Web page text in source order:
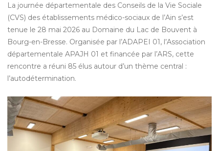
La journée départementale des Conseils de la Vie Sociale
(CVS) des établissements médico-sociaux de l’Ain s’est
tenue le 28 mai 2026 au Domaine du Lac de Bouvent à
Bourg-en-Bresse. Organisée par l’ADAPEI 01, l’Association
départementale APAJH 01 et financée par l’ARS, cette
rencontre a réuni 85 élus autour d’un thème central :
l’autodétermination.